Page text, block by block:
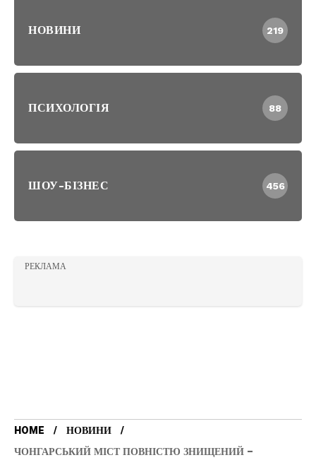
НОВИНИ 219
ПСИХОЛОГІЯ 88
ШОУ-БІЗНЕС 456
РЕКЛАМА
HOME
НОВИНИ
ЧОНГАРСЬКИЙ МІСТ ПОВНІСТЮ ЗНИЩЕНИЙ –